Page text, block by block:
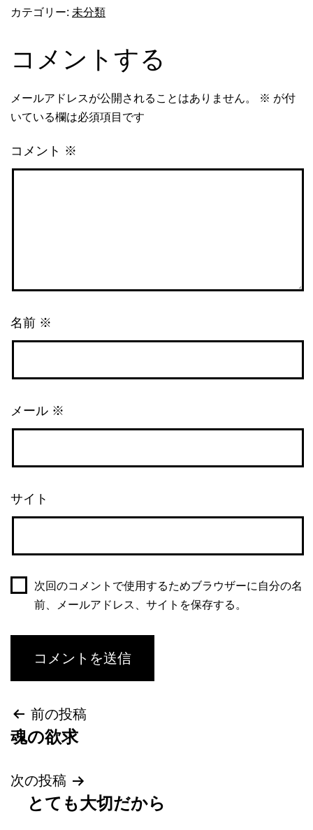
カテゴリー: 未分類
コメントする
メールアドレスが公開されることはありません。 ※ が付
いている欄は必須項目です
コメント ※
名前 ※
メール ※
サイト
次回のコメントで使用するためブラウザーに自分の名
前、メールアドレス、サイトを保存する。
投
稿
ナ
ビ
前の投稿
魂の欲求
次の投稿
とても大切だから